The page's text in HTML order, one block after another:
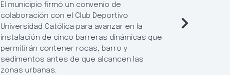
El municipio firmó un convenio de
colaboración con el Club Deportivo
Universidad Católica para avanzar en la
instalación de cinco barreras dinámicas que
permitirán contener rocas, barro y
sedimentos antes de que alcancen las
zonas urbanas.